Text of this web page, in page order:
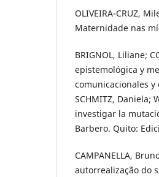
OLIVEIRA-CRUZ,
Maternidade nas
BRIGNOL, Liliane;
epistemológica y
comunicacionales y
SCHMITZ, Daniela;
investigar la
Barbero. Quito:
CAMPANELLA,
autorrealização do